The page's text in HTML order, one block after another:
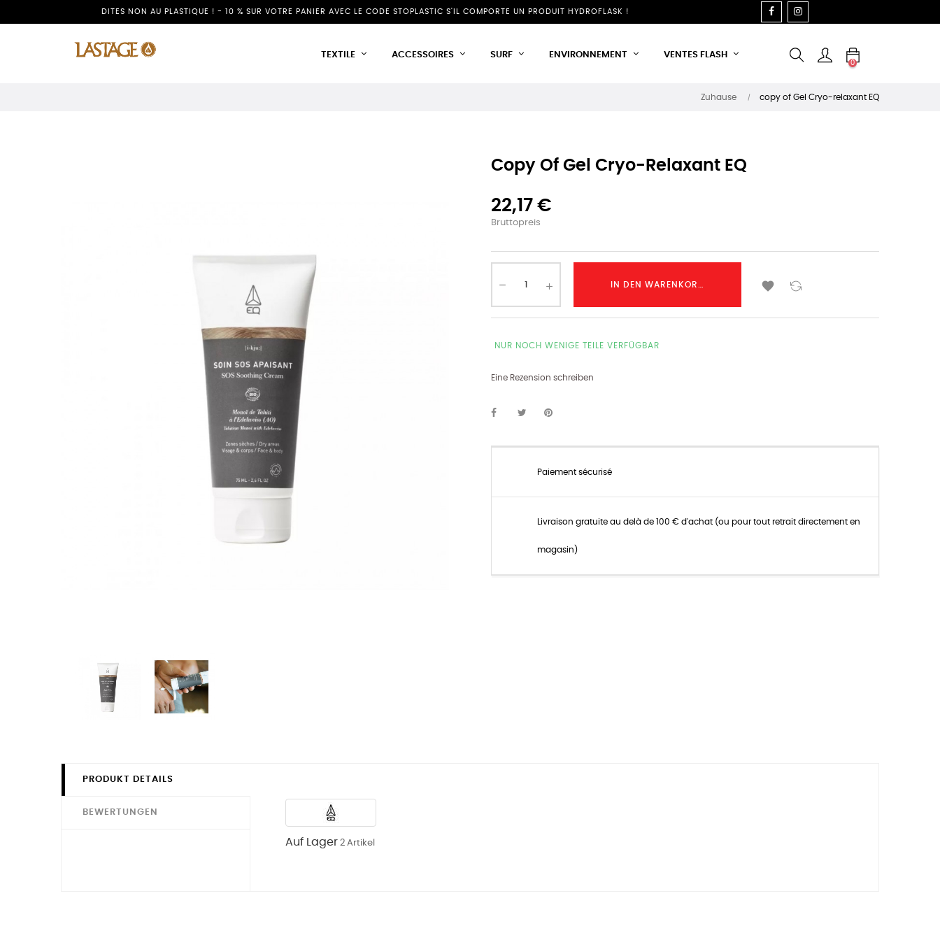
DITES NON AU PLASTIQUE ! - 10 % SUR VOTRE PANIER AVEC LE CODE STOPLASTIC S'IL COMPORTE UN PRODUIT HYDROFLASK ! FACEBOOK
TEXTILE ACCESSOIRES SURF ENVIRONNEMENT VENTES FLASH
0
Zuhause copy of Gel Cryo-relaxant EQ
Copy Of Gel Cryo-Relaxant EQ
22,17 €
Bruttopreis
IN DEN WARENKORB LEGEN 
NUR NOCH WENIGE TEILE VERFÜGBAR
Eine Rezension schreiben
Paiement sécurisé
Livraison gratuite au delà de 100 € d'achat (ou pour tout retrait directement en
magasin)
PRODUKT DETAILS
BEWERTUNGEN
Auf Lager 2 Artikel